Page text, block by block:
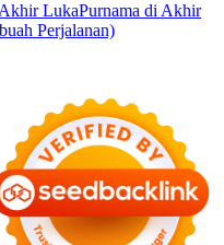
Purnama di Akhir
Perjalanan)